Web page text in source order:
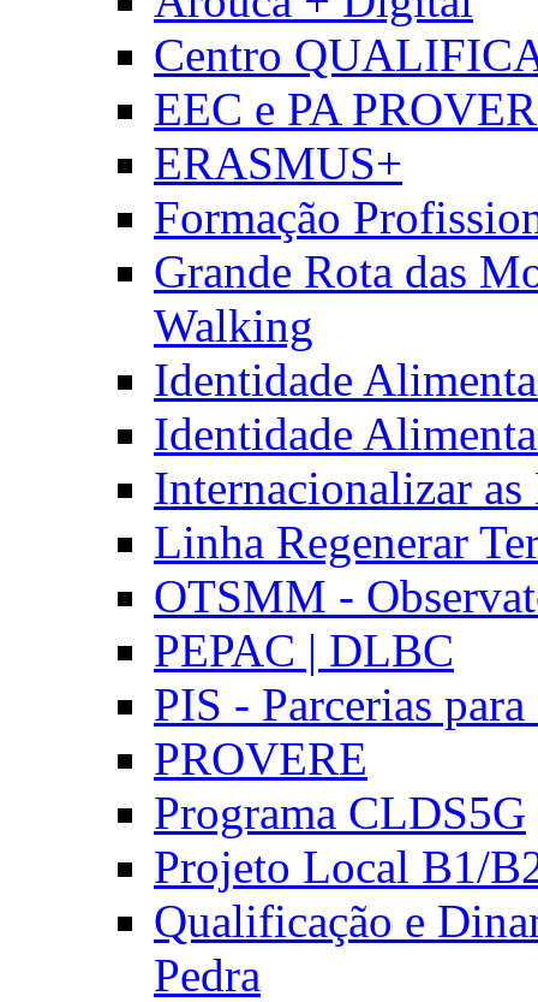
Centro
EEC e PA
ERASMUS+
Formação
Grande Rota das
Walking
Identidade
Identidade
Internacionalizar
Linha Regenerar
OTSMM -
PEPAC | DLBC
PIS - Parcerias
PROVERE
Programa CLDS5G
Projeto Local B1/
Qualificação e
Pedra